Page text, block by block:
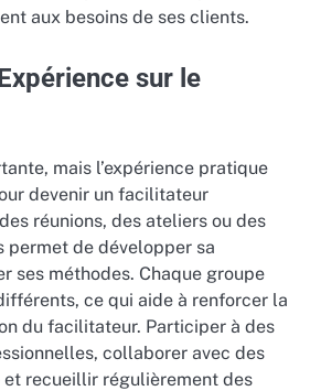
aux besoins de ses clients.
sur le
mais l’expérience pratique
devenir un facilitateur
réunions, des ateliers ou des
de développer sa
ses méthodes. Chaque groupe
ce qui aide à renforcer la
du facilitateur. Participer à des
collaborer avec des
recueillir régulièrement des